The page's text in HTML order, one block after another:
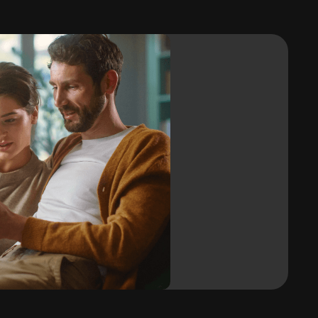
Vuilafstotend
Vervormbaar / buigbaar
JA / JA
Rolbreedte
1,22 m
Garantie